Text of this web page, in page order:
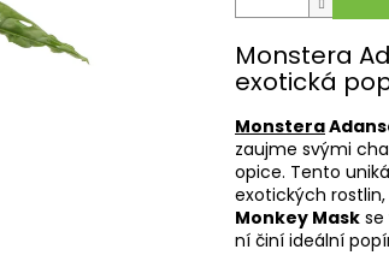
Monstera
exotická
Monstera
zaujme svými
opice. Tento
exotických
Monkey Mask
ní činí ideální